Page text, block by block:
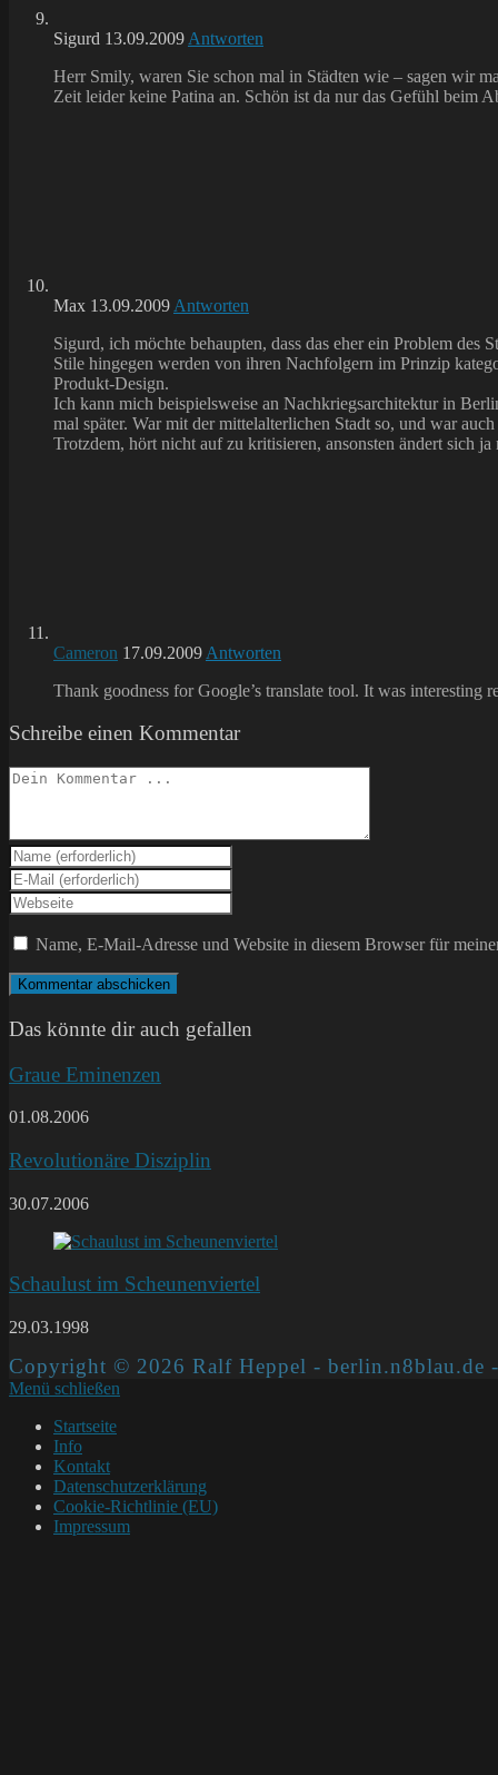
Sigurd 13.09.2009 Antworten
Herr Smily, waren Sie schon mal in Städten wie – sagen wir
Zeit leider keine Patina an. Schön ist da nur das Gefühl beim
Max 13.09.2009 Antworten
Sigurd, ich möchte behaupten, dass das eher ein Problem
Stile hingegen werden von ihren Nachfolgern im Prinzip
Produkt-Design.
Ich kann mich beispielsweise an Nachkriegsarchitektur in
mal später. War mit der mittelalterlichen Stadt so, und war
Trotzdem, hört nicht auf zu kritisieren, ansonsten ändert sich
Cameron 17.09.2009 Antworten
Thank goodness for Google’s translate tool. It was interesting
Schreibe einen Kommentar
Kommentieren
Gib
deinen
Namen
oder
Benutzernamen
zum
Kommentieren
ein
Gib
deine
E-
Mail-
Adresse
zum
Kommentieren
Gib
deine
Website-
ein
(optional)
Name, E-Mail-Adresse und Website in diesem Browser für
Das könnte dir auch gefallen
Graue Eminenzen
01.08.2006
Revolutionäre Disziplin
30.07.2006
Schaulust im Scheunenviertel
29.03.1998
Copyright © 2026 Ralf Heppel - berlin.n8blau.de
Menü schließen
Startseite
Info
Kontakt
Datenschutzerklärung
Cookie-Richtlinie (EU)
Impressum